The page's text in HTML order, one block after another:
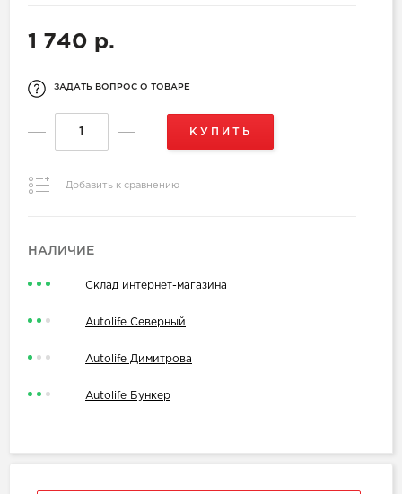
1 740 р.
ЗАДАТЬ ВОПРОС О ТОВАРЕ
КУПИТЬ
Добавить к сравнению
НАЛИЧИЕ
Склад интернет-магазина
Autolife Северный
Autolife Димитрова
Autolife Бункер